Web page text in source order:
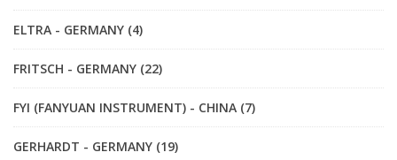
ELTRA - GERMANY (4)
FRITSCH - GERMANY (22)
FYI (FANYUAN INSTRUMENT) - CHINA (7)
GERHARDT - GERMANY (19)